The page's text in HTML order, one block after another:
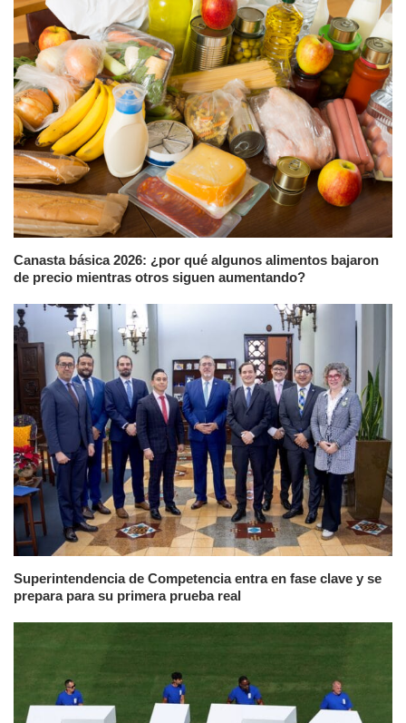
Canasta básica 2026: ¿por qué algunos alimentos bajaron
de precio mientras otros siguen aumentando?
Superintendencia de Competencia entra en fase clave y se
prepara para su primera prueba real